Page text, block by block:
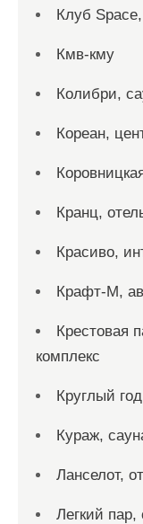
Клуб
Кмв-кму
Колибри,
Кореан,
Кранц,
Красиво,
Крафт-М,
Крестовая
комплекс
Круглый год
Кураж,
Ланселот,
Легкий пар,